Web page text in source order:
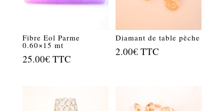
Fibre Eol Parme
0.60×15 mt
25.00€ TTC
Diamant de table pèche
2.00€ TTC